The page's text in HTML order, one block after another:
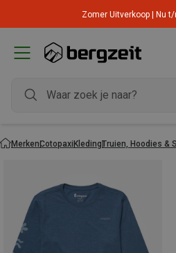
Zomer Uitverkoop | Nu
MerkenCotopaxiKledingTruien, Hoodies &